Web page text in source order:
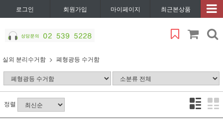
로그인 회원가입 마이페이지 최근본상품
실외 분리수거함 폐형광등 수거함
정렬